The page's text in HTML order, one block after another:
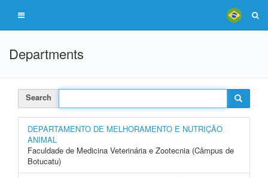
Departments
Search
DEPARTAMENTO DE MELHORAMENTO E NUTRIÇÃO
ANIMAL
Faculdade de Medicina Veterinária e Zootecnia (Câmpus de
Botucatu)